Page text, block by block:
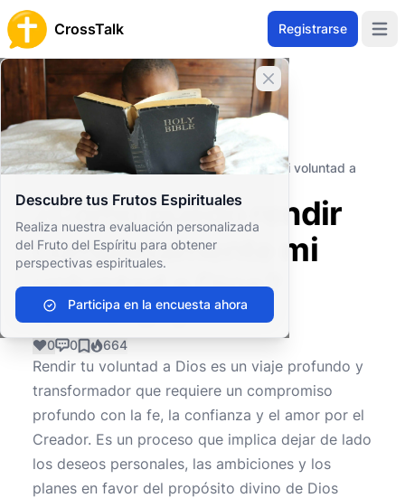
CrossTalk Registrarse
Cerrar banner
Descubre tus Frutos Espirituales
Realiza nuestra evaluación personalizada
del Fruto del Espíritu para obtener
perspectivas espirituales.
Participa en la encuesta ahora
Inicio
Archivo de Preguntas
Bienestar Personal y Emocional
Bienestar espiritual
¿Cómo puedo rendir completamente mi voluntad a
¿Cómo puedo rendir
completamente mi
voluntad a Dios?
0 0 664
Rendir tu voluntad a Dios es un viaje profundo y
transformador que requiere un compromiso
profundo con la fe, la confianza y el amor por el
Creador. Es un proceso que implica dejar de lado
los deseos personales, las ambiciones y los
planes en favor del propósito divino de Dios